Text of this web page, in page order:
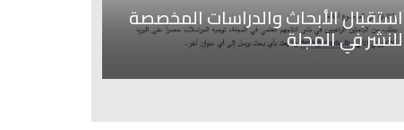
استقبال الأبحاث والدراسات المخصصة
للنشر في المجلة